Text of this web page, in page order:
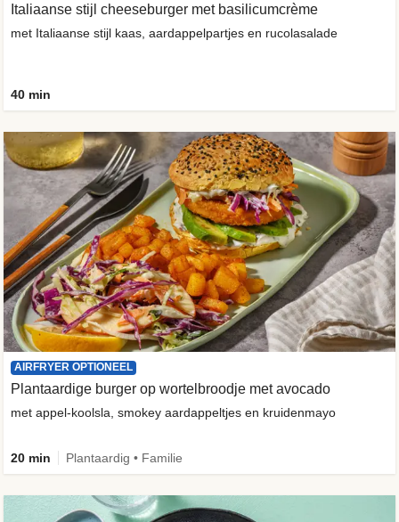
Italiaanse stijl cheeseburger met basilicumcrème
met Italiaanse stijl kaas, aardappelpartjes en rucolasalade
40 min
AIRFRYER OPTIONEEL
Plantaardige burger op wortelbroodje met avocado
met appel-koolsla, smokey aardappeltjes en kruidenmayo
20 min Plantaardig • Familie